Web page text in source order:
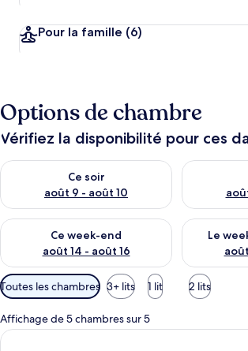
Pour la famille (6)
Options de chambre
Vérifiez la disponibilité pour ces
Ce soir
août 9 - août 10
Vérifier la disponibilité pour ce soir août 9 -
Vérifier la
Ce week-end
août 14 - août 16
Vérifier la disponibilité pour ce week-end
Le
Vérifier la
Filtres
disponibles
pour
les
Toutes les chambres 3+ lits 1 lit 2 lits
Affichage de 5 chambres sur 5